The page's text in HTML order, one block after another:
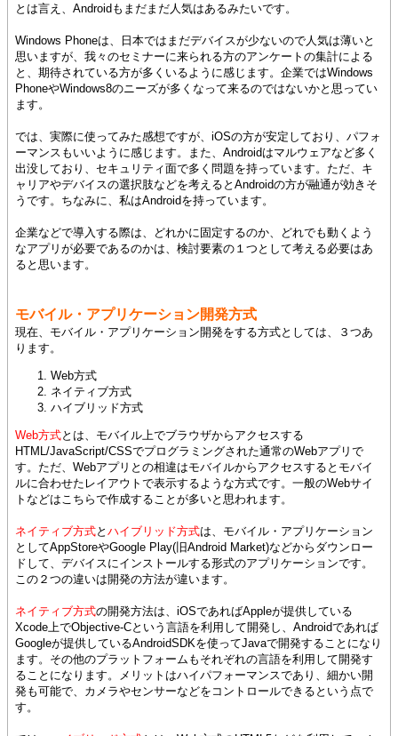
とは言え、Androidもまだまだ人気はあるみたいです。
Windows Phoneは、日本ではまだデバイスが少ないので人気は薄いと
思いますが、我々のセミナーに来られる方のアンケートの集計による
と、期待されている方が多くいるように感じます。企業ではWindows
PhoneやWindows8のニーズが多くなって来るのではないかと思ってい
ます。
では、実際に使ってみた感想ですが、iOSの方が安定しており、パフォ
ーマンスもいいように感じます。また、Androidはマルウェアなど多く
出没しており、セキュリティ面で多く問題を持っています。ただ、キ
ャリアやデバイスの選択肢などを考えるとAndroidの方が融通が効きそ
うです。ちなみに、私はAndroidを持っています。
企業などで導入する際は、どれかに固定するのか、どれでも動くよう
なアプリが必要であるのかは、検討要素の１つとして考える必要はあ
ると思います。
モバイル・アプリケーション開発方式
現在、モバイル・アプリケーション開発をする方式としては、３つあ
ります。
Web方式
ネイティブ方式
ハイブリッド方式
Web方式とは、モバイル上でブラウザからアクセスする
HTML/JavaScript/CSSでプログラミングされた通常のWebアプリで
す。ただ、Webアプリとの相違はモバイルからアクセスするとモバイ
ルに合わせたレイアウトで表示するような方式です。一般のWebサイ
トなどはこちらで作成することが多いと思われます。
ネイティブ方式と ハイブリッド方式は、モバイル・アプリケーション
としてAppStoreやGoogle Play(旧Android Market)などからダウンロー
ドして、デバイスにインストールする形式のアプリケーションです。
この２つの違いは開発の方法が違います。
ネイティブ方式の開発方法は、iOSであればAppleが提供している
Xcode上でObjective-Cという言語を利用して開発し、Androidであれば
Googleが提供しているAndroidSDKを使ってJavaで開発することになり
ます。その他のプラットフォームもそれぞれの言語を利用して開発す
ることになります。メリットはハイパフォーマンスであり、細かい開
発も可能で、カメラやセンサーなどをコントロールできるという点で
す。